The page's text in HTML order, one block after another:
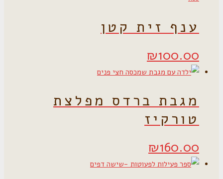
ענף זית קטן
₪100.00
מגבת ברדס מפלצת
טורקיז
₪160.00